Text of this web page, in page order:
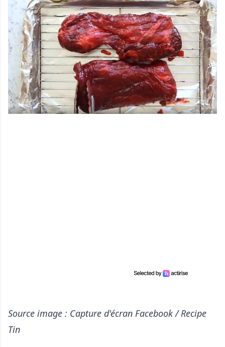
Source image : Capture d'écran Facebook / Recipe
Tin